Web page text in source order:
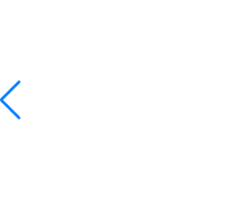
Samir’s